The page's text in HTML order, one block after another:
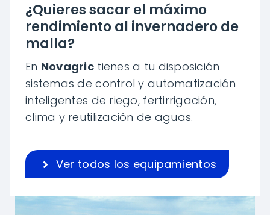
¿Quieres sacar el máximo
rendimiento al invernadero de
malla?
En Novagric tienes a tu disposición
sistemas de control y automatización
inteligentes de riego, fertirrigación,
clima y reutilización de aguas.
Ver todos los equipamientos